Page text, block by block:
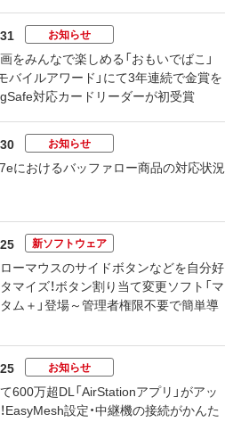
お知らせ
をみんなで楽しめる「おもいでばこ」
バイルアワード」にて3年連続で金賞を
対応カードリーダーが初受賞
お知らせ
におけるバッファロー商品の対応状況
新ソフトウェア
ーマウスのサイドボタンなどを自分好
マイズ！ボタン割り当て変更ソフト「マ
ム＋」登場～管理者権限不要で簡単導
お知らせ
600万超DL「AirStationアプリ」がアッ
EasyMesh設定・中継機の接続がかんた